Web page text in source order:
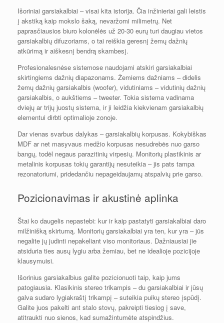
Išoriniai garsiakalbiai – visai kita istorija. Čia inžinieriai gali leistis
į akstiką kaip mokslo šaką, nevaržomi milimetrų. Net
paprasčiausios biuro kolonėlės už 20-30 eurų turi daugiau vietos
garsiakalbių difuzoriams, o tai reiškia geresnį žemų dažnių
atkūrimą ir aiškesnį bendrą skambesį.
Profesionalesnėse sistemose naudojami atskiri garsiakalbiai
skirtingiems dažnių diapazonams. Žemiems dažniams – didelis
žemų dažnių garsiakalbis (woofer), vidutiniams – vidutinių dažnių
garsiakalbis, o aukštiems – tweeter. Tokia sistema vadinama
dviejų ar trijų juostų sistema, ir ji leidžia kiekvienam garsiakalbių
elementui dirbti optimalioje zonoje.
Dar vienas svarbus dalykas – garsiakalbių korpusas. Kokybiškas
MDF ar net masyvaus medžio korpusas nesudrebės nuo garso
bangų, todėl negaus parazitinių virpesių. Monitorių plastikinis ar
metalinis korpusas tokių garantijų nesuteikia – jis pats tampa
rezonatoriumi, pridedančiu nepageidaujamų atspalvių prie garso.
Pozicionavimas ir akustinė aplinka
Štai ko daugelis nepastebi: kur ir kaip pastatyti garsiakalbiai daro
milžinišką skirtumą. Monitorių garsiakalbiai yra ten, kur yra – jūs
negalite jų judinti nepakeliant viso monitoriaus. Dažniausiai jie
atsiduria ties ausų lygiu arba žemiau, bet ne idealioje pozicijoje
klausymuisi.
Išorinius garsiakalbius galite pozicionuoti taip, kaip jums
patogiausia. Klasikinis stereo trikampis – du garsiakalbiai ir jūsų
galva sudaro lygiakraštį trikampį – suteikia puikų stereo įspūdį.
Galite juos pakelti ant stalo stovų, pakreipti tiesiog į save,
atitraukti nuo sienos, kad sumažintumėte atspindžius.